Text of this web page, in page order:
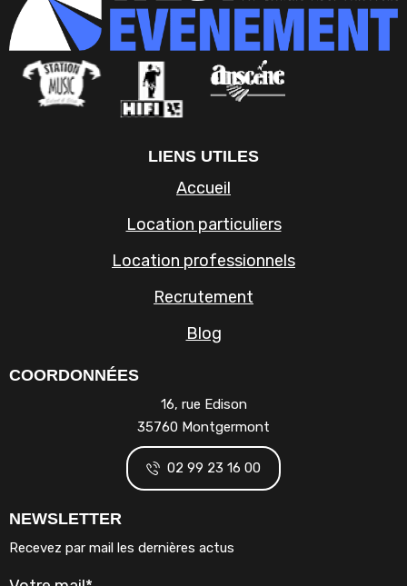
LIENS UTILES
Accueil
Location particuliers
Location professionnels
Recrutement
Blog
COORDONNÉES
16, rue Edison
35760 Montgermont
02 99 23 16 00
NEWSLETTER
Recevez par mail les dernières actus